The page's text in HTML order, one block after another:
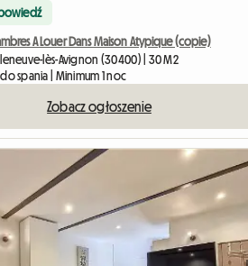
A Louer Dans Maison Atypique (copie)
lès-Avignon (30400) | 30 M2
spania | Minimum 1 noc
Zobacz ogłoszenie